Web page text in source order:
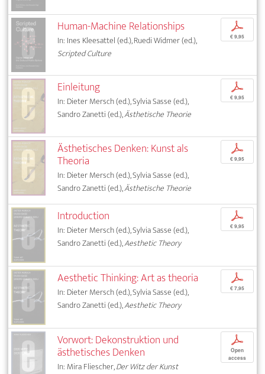
Human-Machine Relationships
In: Ines Kleesattel (ed.), Ruedi Widmer (ed.),
Scripted Culture
p
€ 9,95
Einleitung
In: Dieter Mersch (ed.), Sylvia Sasse (ed.),
Sandro Zanetti (ed.),Ästhetische Theorie
p
€ 9,95
Ästhetisches Denken: Kunst als
Theoria
In: Dieter Mersch (ed.), Sylvia Sasse (ed.),
Sandro Zanetti (ed.),Ästhetische Theorie
p
€ 9,95
Introduction
In: Dieter Mersch (ed.), Sylvia Sasse (ed.),
Sandro Zanetti (ed.),Aesthetic Theory
p
€ 9,95
Aesthetic Thinking: Art as theoria
In: Dieter Mersch (ed.), Sylvia Sasse (ed.),
Sandro Zanetti (ed.),Aesthetic Theory
p
€ 7,95
Vorwort: Dekonstruktion und
ästhetisches Denken
In: Mira Fliescher,Der Witz der Kunst
p
Open
access